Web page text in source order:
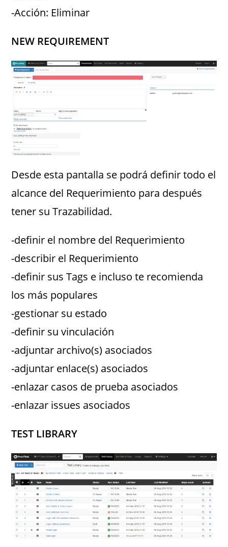
-Acción: Eliminar
NEW REQUIREMENT
Desde esta pantalla se podrá definir todo el
alcance del Requerimiento para después
tener su Trazabilidad.
-definir el nombre del Requerimiento
-describir el Requerimiento
-definir sus Tags e incluso te recomienda
los más populares
-gestionar su estado
-definir su vinculación
-adjuntar archivo(s) asociados
-adjuntar enlace(s) asociados
-enlazar casos de prueba asociados
-enlazar issues asociados
TEST LIBRARY